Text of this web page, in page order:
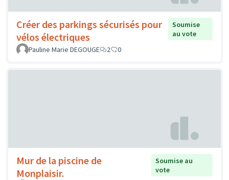
Créer des parkings sécurisés pour
vélos électriques
Soumise
au vote
Pauline Marie DEGOUGE
2 0
Mur de la piscine de
Monplaisir.
Soumise au
vote